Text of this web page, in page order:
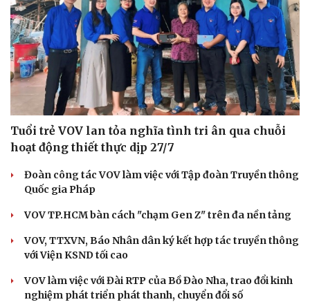
Tuổi trẻ VOV lan tỏa nghĩa tình tri ân qua chuỗi
hoạt động thiết thực dịp 27/7
Đoàn công tác VOV làm việc với Tập đoàn Truyền thông
Quốc gia Pháp
VOV TP.HCM bàn cách "chạm Gen Z" trên đa nền tảng
VOV, TTXVN, Báo Nhân dân ký kết hợp tác truyền thông
với Viện KSND tối cao
VOV làm việc với Đài RTP của Bồ Đào Nha, trao đổi kinh
nghiệm phát triển phát thanh, chuyển đổi số